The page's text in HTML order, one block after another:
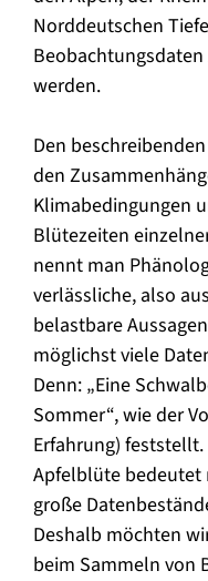
Norddeutschen
werden.
Den
den
Klimabedingungen
Blütezeiten
nennt man
verlässliche, also
belastbare
möglichst viele
Denn: „Eine
Sommer“, wie der
Erfahrung)
Apfelblüte bedeutet
große
Deshalb möchten
beim Sammeln von